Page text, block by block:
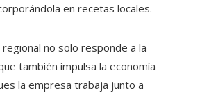
en recetas locales.
no solo responde a la
también impulsa la economía
la empresa trabaja junto a